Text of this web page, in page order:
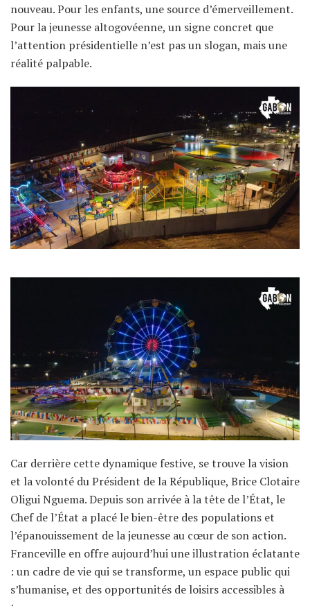
nouveau. Pour les enfants, une source d’émerveillement.
Pour la jeunesse altogovéenne, un signe concret que
l’attention présidentielle n’est pas un slogan, mais une
réalité palpable.
Car derrière cette dynamique festive, se trouve la vision
et la volonté du Président de la République, Brice Clotaire
Oligui Nguema. Depuis son arrivée à la tête de l’État, le
Chef de l’État a placé le bien-être des populations et
l’épanouissement de la jeunesse au cœur de son action.
Franceville en offre aujourd’hui une illustration éclatante
: un cadre de vie qui se transforme, un espace public qui
s’humanise, et des opportunités de loisirs accessibles à